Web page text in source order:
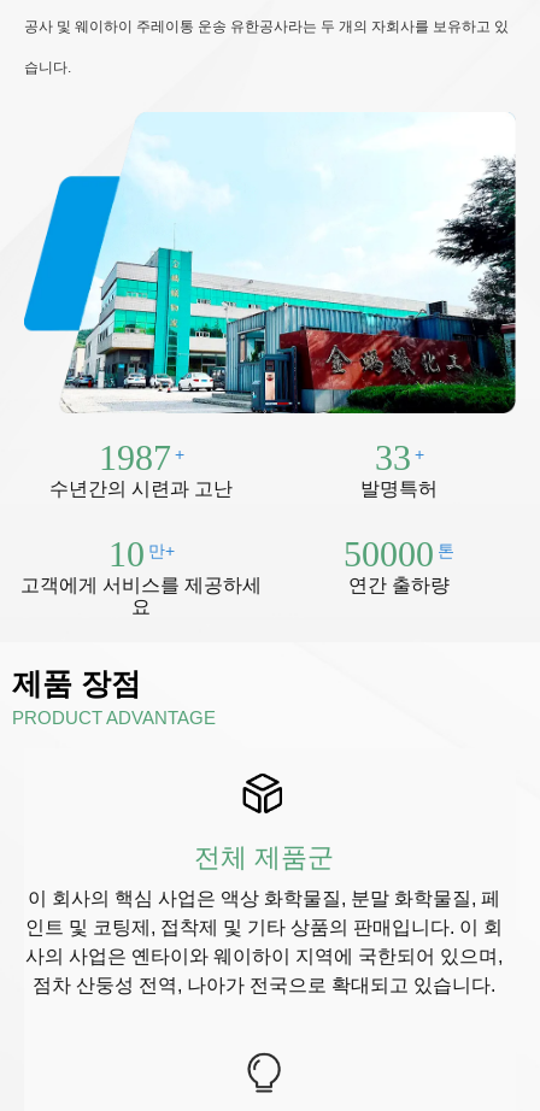
공사 및 웨이하이 주레이통 운송 유한공사라는 두 개의 자회사를 보유하고 있
습니다.
查看更多
1987 +
수년간의 시련과 고난
33 +
발명특허
10 만+
고객에게 서비스를 제공하세
요
50000 톤
연간 출하량
제품 장점
PRODUCT ADVANTAGE
전체 제품군
이 회사의 핵심 사업은 액상 화학물질, 분말 화학물질, 페
인트 및 코팅제, 접착제 및 기타 상품의 판매입니다. 이 회
사의 사업은 옌타이와 웨이하이 지역에 국한되어 있으며,
점차 산둥성 전역, 나아가 전국으로 확대되고 있습니다.